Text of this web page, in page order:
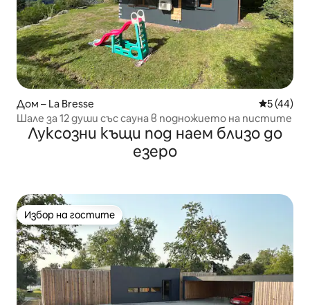
Дом – La Bresse Средна
5 (44)
Шале за 12 души със сауна в подножието на пистите
Луксозни къщи под наем близо до
езеро
Избор на гостите
Избор на гостите